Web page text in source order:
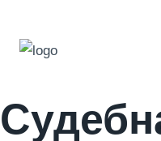
содержанию